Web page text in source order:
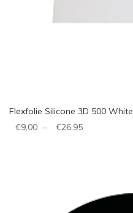
Flexfolie Silicone 3D 500 White
€9,00 – €26,95